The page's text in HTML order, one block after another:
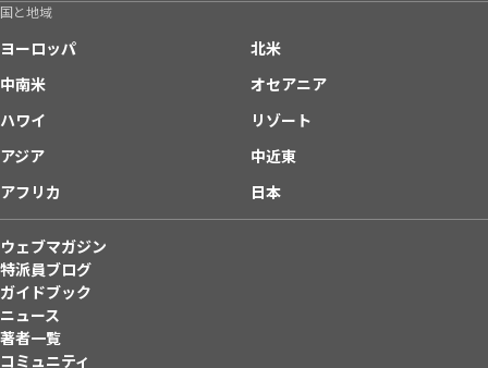
国と地域
ヨーロッパ
北米
中南米
オセアニア
ハワイ
リゾート
アジア
中近東
アフリカ
日本
ウェブマガジン
特派員ブログ
ガイドブック
ニュース
著者一覧
コミュニティ